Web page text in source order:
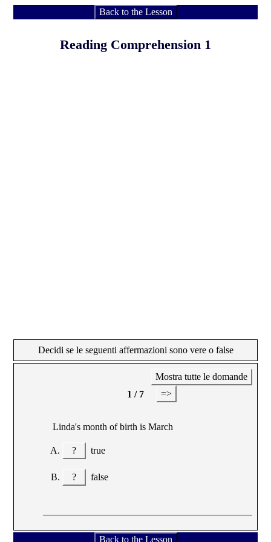
Back to the Lesson
Reading Comprehension 1
Decidi se le seguenti affermazioni sono vere o false
Mostra tutte le domande
1 / 7
=>
Linda's month of birth is March
? true
? false
Back to the Lesson